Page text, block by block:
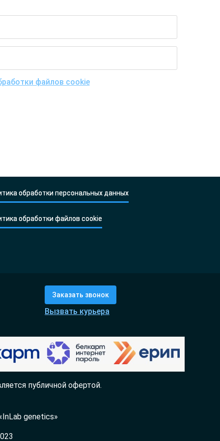
файлов cookieи
возможность их трансграничной
обработки персональных данных
обработки файлов cookie
Заказать звонок
Вызвать курьера
публичной офертой.
genetics»